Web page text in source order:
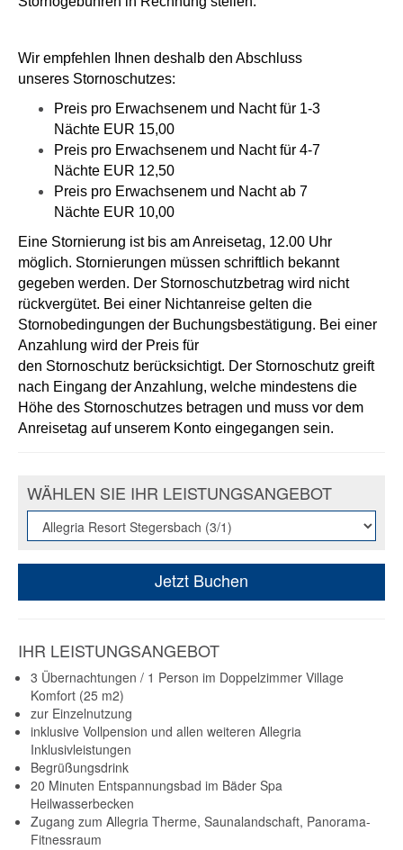
Wir empfehlen Ihnen deshalb den Abschluss
unseres Stornoschutzes:
Preis pro Erwachsenem und Nacht für 1-3
Nächte EUR 15,00
Preis pro Erwachsenem und Nacht für 4-7
Nächte EUR 12,50
Preis pro Erwachsenem und Nacht ab 7
Nächte EUR 10,00
Eine Stornierung ist bis am Anreisetag, 12.00 Uhr
möglich. Stornierungen müssen schriftlich bekannt
gegeben werden. Der Stornoschutzbetrag wird nicht
rückvergütet. Bei einer Nichtanreise gelten die
Stornobedingungen der Buchungsbestätigung. Bei einer
Anzahlung wird der Preis für
den Stornoschutz berücksichtigt. Der Stornoschutz greift
nach Eingang der Anzahlung, welche mindestens die
Höhe des Stornoschutzes betragen und muss vor dem
Anreisetag auf unserem Konto eingegangen sein.
WÄHLEN SIE IHR LEISTUNGSANGEBOT
Jetzt Buchen
IHR LEISTUNGSANGEBOT
3 Übernachtungen / 1 Person im Doppelzimmer Village
Komfort (25 m2)
zur Einzelnutzung
inklusive Vollpension und allen weiteren Allegria
Inklusivleistungen
Begrüßungsdrink
20 Minuten Entspannungsbad im Bäder Spa
Heilwasserbecken
Zugang zum Allegria Therme, Saunalandschaft, Panorama-
Fitnessraum